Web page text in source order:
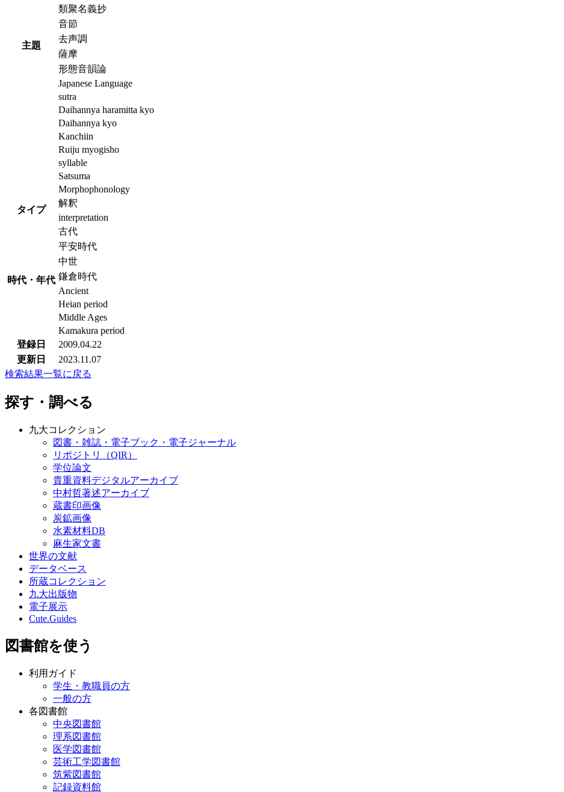
主題
類聚名義抄
音節
去声調
薩摩
形態音韻論
Japanese Language
sutra
Daihannya haramitta kyo
Daihannya kyo
Kanchiin
Ruiju myogisho
syllable
Satsuma
Morphophonology
タイプ
解釈
interpretation
時代・年代
古代
平安時代
中世
鎌倉時代
Ancient
Heian period
Middle Ages
Kamakura period
登録日
2009.04.22
更新日
2023.11.07
検索結果一覧に戻る
探す・調べる
九大コレクション
図書・雑誌・電子ブック・電子ジャーナル
リポジトリ（QIR）
学位論文
貴重資料デジタルアーカイブ
中村哲著述アーカイブ
蔵書印画像
炭鉱画像
水素材料DB
麻生家文書
世界の文献
データベース
所蔵コレクション
九大出版物
電子展示
Cute.Guides
図書館を使う
利用ガイド
学生・教職員の方
一般の方
各図書館
中央図書館
理系図書館
医学図書館
芸術工学図書館
筑紫図書館
記録資料館